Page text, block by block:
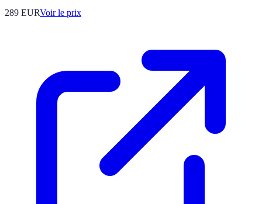
289 EURVoir le prix